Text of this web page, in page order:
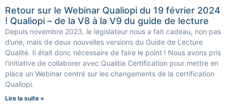
Retour sur le Webinar Qualiopi du 19 février 2024
! Qualiopi – de la V8 à la V9 du guide de lecture
Depuis novembre 2023, le législateur nous a fait cadeau, non pas
d’une, mais de deux nouvelles versions du Guide de Lecture
Qualité. Il était donc nécessaire de faire le point ! Nous avons pris
l’initiative de collaborer avec Qualitia Certification pour mettre en
place un Webinar centré sur les changements de la certification
Qualiopi.
Lire la suite »